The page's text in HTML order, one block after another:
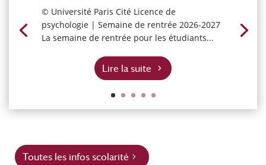
© Université Paris Cité Licence de
psychologie | Semaine de rentrée 2026-2027
La semaine de rentrée pour les étudiants...
Lire la suite
Toutes les infos scolarité